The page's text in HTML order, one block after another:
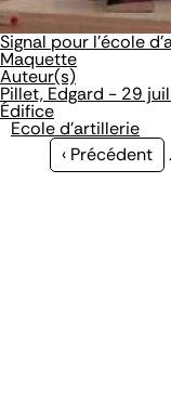
Signal pour l'école
Maquette
Auteur(s)
Pillet, Edgard - 29
Édifice
Ecole d'artillerie
Page
‹ Précédent